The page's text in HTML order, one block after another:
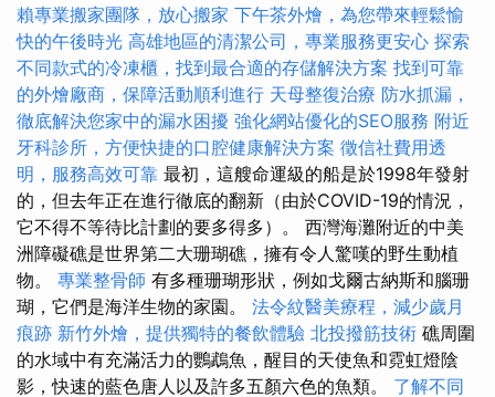
賴專業搬家團隊，放心搬家 下午茶外燴，為您帶來輕鬆愉
快的午後時光 高雄地區的清潔公司，專業服務更安心 探索
不同款式的冷凍櫃，找到最合適的存儲解決方案 找到可靠
的外燴廠商，保障活動順利進行 天母整復治療 防水抓漏，
徹底解決您家中的漏水困擾 強化網站優化的SEO服務 附近
牙科診所，方便快捷的口腔健康解決方案 徵信社費用透
明，服務高效可靠 最初，這艘命運級的船是於1998年發射
的，但去年正在進行徹底的翻新（由於COVID-19的情況，
它不得不等待比計劃的要多得多）。 西灣海灘附近的中美
洲障礙礁是世界第二大珊瑚礁，擁有令人驚嘆的野生動植
物。 專業整骨師 有多種珊瑚形狀，例如戈爾古納斯和腦珊
瑚，它們是海洋生物的家園。 法令紋醫美療程，減少歲月
痕跡 新竹外燴，提供獨特的餐飲體驗 北投撥筋技術 礁周圍
的水域中有充滿活力的鸚鵡魚，醒目的天使魚和霓虹燈陰
影，快速的藍色唐人以及許多五顏六色的魚類。 了解不同